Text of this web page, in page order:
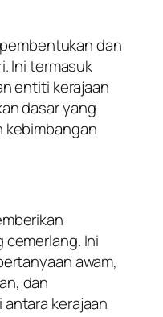
dan
Ini termasuk
entiti kerajaan
dasar yang
kebimbangan
cemerlang. Ini
awam,
dan
kerajaan